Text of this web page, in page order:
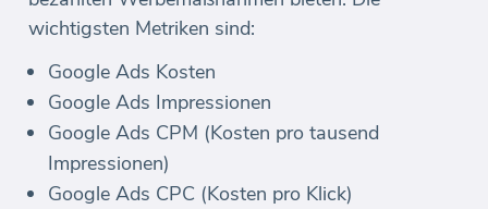
wichtigsten Metriken sind:
Google Ads Kosten
Google Ads Impressionen
Google Ads CPM (Kosten pro tausend
Impressionen)
Google Ads CPC (Kosten pro Klick)